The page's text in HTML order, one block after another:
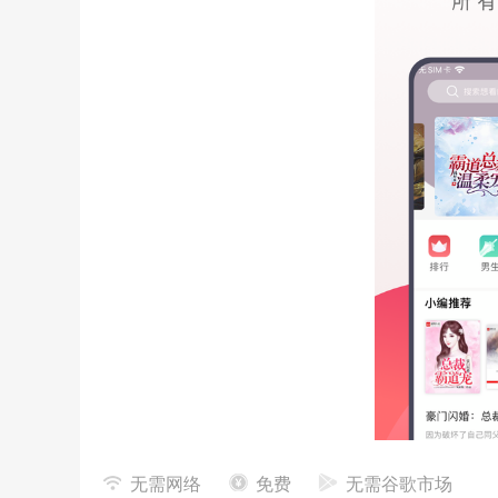
无需网络 免费 无需谷歌市场